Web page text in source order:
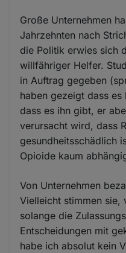
Große Unternehmen
Jahrzehnten nach
die Politik erwies sich
willfähriger Helfer.
in Auftrag gegeben
haben gezeigt dass
dass es ihn gibt, er
verursacht wird, dass
gesundheitsschädlich
Opioide kaum
Von Unternehmen
Vielleicht stimmen sie,
solange die
Entscheidungen mit
habe ich absolut kein